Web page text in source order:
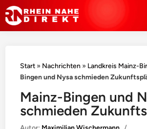
Start » Nachrichten » Landkreis Mainz-
Bingen und Nysa schmieden
Mainz-Bingen und
schmieden